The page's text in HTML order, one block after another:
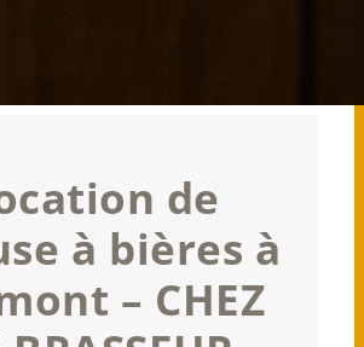
de
à bières à
– CHEZ